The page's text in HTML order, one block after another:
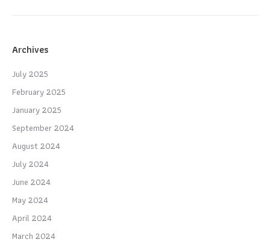
Archives
July 2025
February 2025
January 2025
September 2024
August 2024
July 2024
June 2024
May 2024
April 2024
March 2024